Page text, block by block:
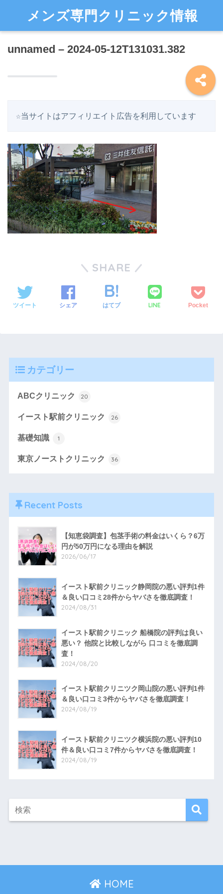
メンズ専門クリニック情報
unnamed – 2024-05-12T131031.382
☆当サイトはアフィリエイト広告を利用しています
SHARE
ツイート シェア はてブ LINE Pocket
カテゴリー
ABCクリニック 20
イースト駅前クリニック 26
基礎知識 1
東京ノーストクリニック 36
Recent Posts
【知恵袋調査】包茎手術の料金はいくら？6万
円が50万円になる理由を解説
2026/06/17
イースト駅前クリニック静岡院の悪い評判1件
＆良い口コミ28件からヤバさを徹底調査！
2024/08/31
イースト駅前クリニック 船橋院の評判は良い
悪い？ 他院と比較しながら 口コミを徹底調
査！
2024/08/20
イースト駅前クリニツク岡山院の悪い評判1件
＆良い口コミ3件からヤバさを徹底調査！
2024/08/19
イースト駅前クリニツク横浜院の悪い評判10
件＆良い口コミ7件からヤバさを徹底調査！
2024/08/19
HOME